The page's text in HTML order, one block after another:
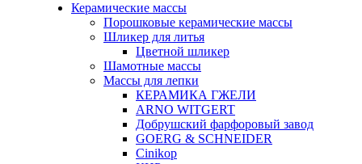
Керамические массы
Порошковые керамические массы
Шликер для литья
Цветной шликер
Шамотные массы
Массы для лепки
КЕРАМИКА ГЖЕЛИ
ARNO WITGERT
Добрушский фарфоровый завод
GOERG & SCHNEIDER
Cinikop